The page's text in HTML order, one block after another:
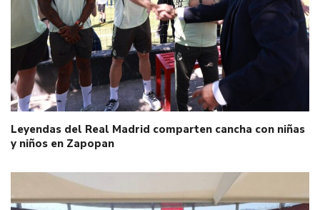
Leyendas del Real Madrid comparten cancha con niñas
y niños en Zapopan